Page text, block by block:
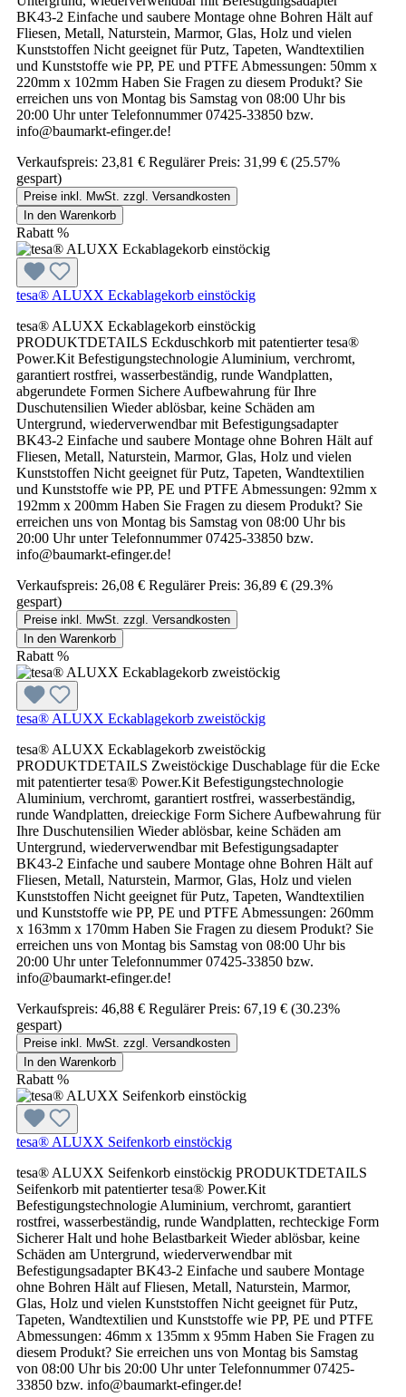
BK43-2 Einfache und saubere Montage ohne Bohren Hält auf
Fliesen, Metall, Naturstein, Marmor, Glas, Holz und vielen
Kunststoffen Nicht geeignet für Putz, Tapeten, Wandtextilien
und Kunststoffe wie PP, PE und PTFE Abmessungen: 50mm x
220mm x 102mm Haben Sie Fragen zu diesem Produkt? Sie
erreichen uns von Montag bis Samstag von 08:00 Uhr bis
20:00 Uhr unter Telefonnummer 07425-33850 bzw.
info@baumarkt-efinger.de!
Verkaufspreis: 23,81 € Regulärer Preis: 31,99 € (25.57%
gespart)
Preise inkl. MwSt. zzgl. Versandkosten
In den Warenkorb
Rabatt %
tesa® ALUXX Eckablagekorb einstöckig
tesa® ALUXX Eckablagekorb einstöckig
PRODUKTDETAILS Eckduschkorb mit patentierter tesa®
Power.Kit Befestigungstechnologie Aluminium, verchromt,
garantiert rostfrei, wasserbeständig, runde Wandplatten,
abgerundete Formen Sichere Aufbewahrung für Ihre
Duschutensilien Wieder ablösbar, keine Schäden am
Untergrund, wiederverwendbar mit Befestigungsadapter
BK43-2 Einfache und saubere Montage ohne Bohren Hält auf
Fliesen, Metall, Naturstein, Marmor, Glas, Holz und vielen
Kunststoffen Nicht geeignet für Putz, Tapeten, Wandtextilien
und Kunststoffe wie PP, PE und PTFE Abmessungen: 92mm x
192mm x 200mm Haben Sie Fragen zu diesem Produkt? Sie
erreichen uns von Montag bis Samstag von 08:00 Uhr bis
20:00 Uhr unter Telefonnummer 07425-33850 bzw.
info@baumarkt-efinger.de!
Verkaufspreis: 26,08 € Regulärer Preis: 36,89 € (29.3%
gespart)
Preise inkl. MwSt. zzgl. Versandkosten
In den Warenkorb
Rabatt %
tesa® ALUXX Eckablagekorb zweistöckig
tesa® ALUXX Eckablagekorb zweistöckig
PRODUKTDETAILS Zweistöckige Duschablage für die Ecke
mit patentierter tesa® Power.Kit Befestigungstechnologie
Aluminium, verchromt, garantiert rostfrei, wasserbeständig,
runde Wandplatten, dreieckige Form Sichere Aufbewahrung für
Ihre Duschutensilien Wieder ablösbar, keine Schäden am
Untergrund, wiederverwendbar mit Befestigungsadapter
BK43-2 Einfache und saubere Montage ohne Bohren Hält auf
Fliesen, Metall, Naturstein, Marmor, Glas, Holz und vielen
Kunststoffen Nicht geeignet für Putz, Tapeten, Wandtextilien
und Kunststoffe wie PP, PE und PTFE Abmessungen: 260mm
x 163mm x 170mm Haben Sie Fragen zu diesem Produkt? Sie
erreichen uns von Montag bis Samstag von 08:00 Uhr bis
20:00 Uhr unter Telefonnummer 07425-33850 bzw.
info@baumarkt-efinger.de!
Verkaufspreis: 46,88 € Regulärer Preis: 67,19 € (30.23%
gespart)
Preise inkl. MwSt. zzgl. Versandkosten
In den Warenkorb
Rabatt %
tesa® ALUXX Seifenkorb einstöckig
tesa® ALUXX Seifenkorb einstöckig PRODUKTDETAILS
Seifenkorb mit patentierter tesa® Power.Kit
Befestigungstechnologie Aluminium, verchromt, garantiert
rostfrei, wasserbeständig, runde Wandplatten, rechteckige Form
Sicherer Halt und hohe Belastbarkeit Wieder ablösbar, keine
Schäden am Untergrund, wiederverwendbar mit
Befestigungsadapter BK43-2 Einfache und saubere Montage
ohne Bohren Hält auf Fliesen, Metall, Naturstein, Marmor,
Glas, Holz und vielen Kunststoffen Nicht geeignet für Putz,
Tapeten, Wandtextilien und Kunststoffe wie PP, PE und PTFE
Abmessungen: 46mm x 135mm x 95mm Haben Sie Fragen zu
diesem Produkt? Sie erreichen uns von Montag bis Samstag
von 08:00 Uhr bis 20:00 Uhr unter Telefonnummer 07425-
33850 bzw. info@baumarkt-efinger.de!